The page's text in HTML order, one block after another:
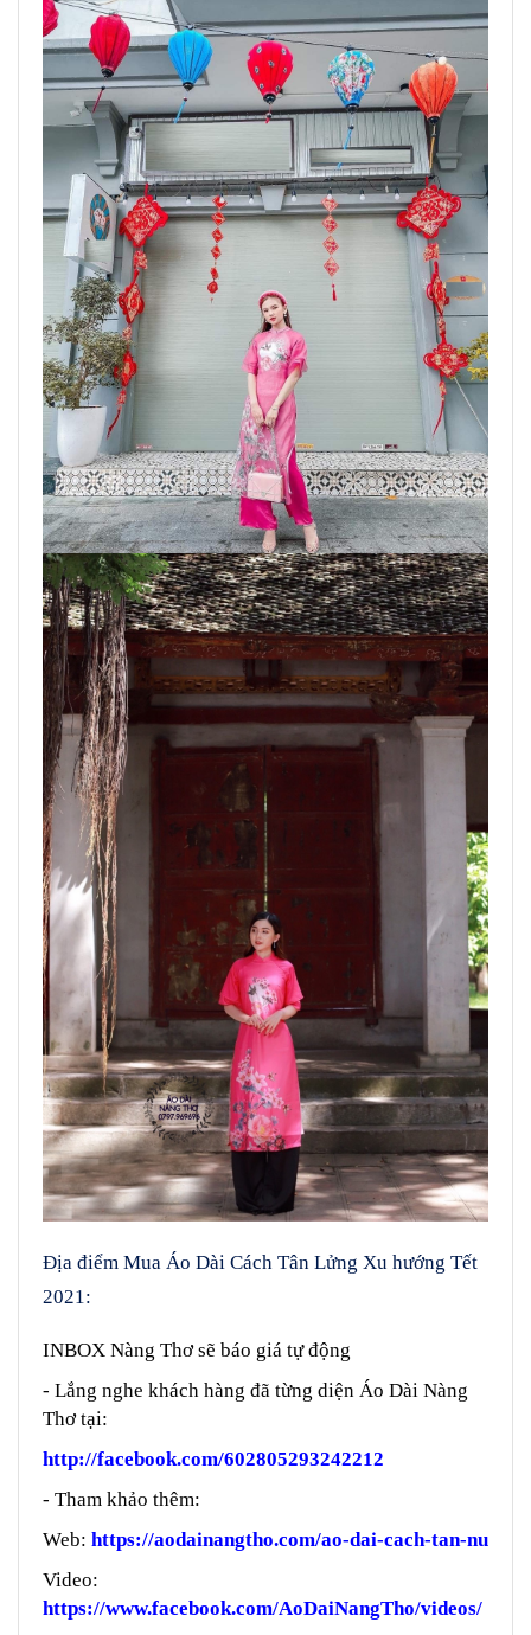
Địa điểm Mua Áo Dài Cách Tân Lửng Xu hướng Tết
2021:
INBOX Nàng Thơ sẽ báo giá tự động
- Lắng nghe khách hàng đã từng diện Áo Dài Nàng
Thơ tại:
http://facebook.com/602805293242212
- Tham khảo thêm:
Web: https://aodainangtho.com/ao-dai-cach-tan-nu
Video:
https://www.facebook.com/AoDaiNangTho/videos/